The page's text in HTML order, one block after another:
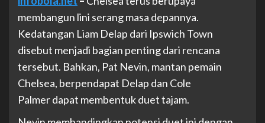
membangun lini serang masa depannya.
Kedatangan Liam Delap dari Ipswich Town
disebut menjadi bagian penting dari rencana
tersebut. Bahkan, Pat Nevin, mantan pemain
Chelsea, berpendapat Delap dan Cole
Palmer dapat membentuk duet tajam.